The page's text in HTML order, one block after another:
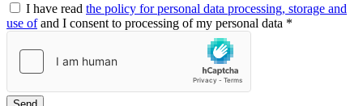
I have read the policy for personal data processing, storage and
use ofand I consent to processing of my personal data *